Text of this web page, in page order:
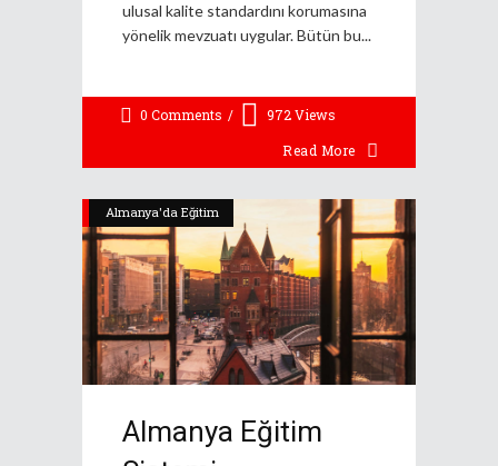
ulusal kalite standardını korumasına
yönelik mevzuatı uygular. Bütün bu
0 Comments 972Views
Read More
Almanya'da Eğitim
Almanya Eğitim